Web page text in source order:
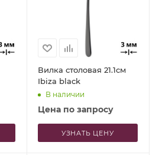
Вилка столовая 21.1см
Ibiza black
В наличии
Цена по запросу
УЗНАТЬ ЦЕНУ